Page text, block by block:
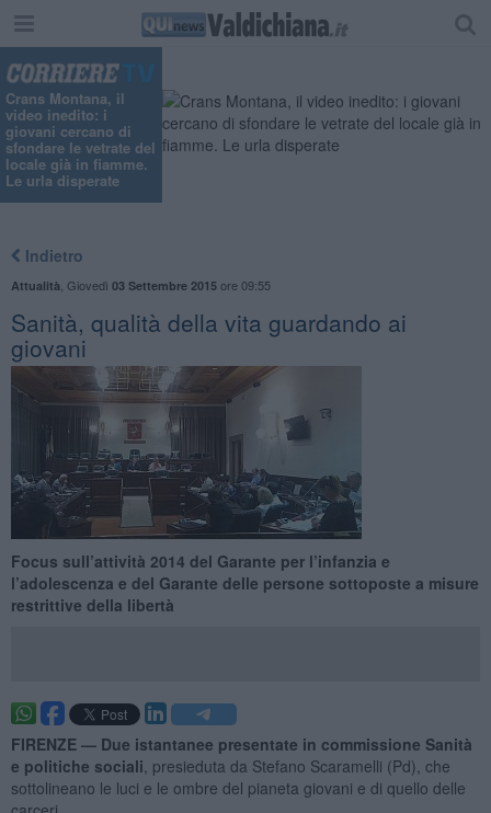
Crans Montana, il
video inedito: i
giovani cercano di
sfondare le vetrate del
locale già in fiamme.
Le urla disperate
Indietro
Attualità Giovedì 03 Settembre 2015ore 09:55
Sanità, qualità della vita guardando ai
giovani
Focus sull’attività 2014 del Garante per l’infanzia e
l’adolescenza e del Garante delle persone sottoposte a misure
restrittive della libertà
FIRENZE — Due istantanee presentate in commissione Sanità
e politiche sociali , presieduta da Stefano Scaramelli (Pd), che
sottolineano le luci e le ombre del pianeta giovani e di quello delle